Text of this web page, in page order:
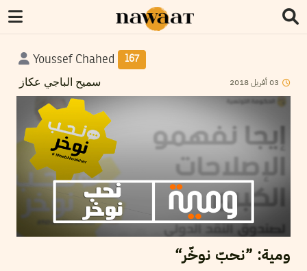
Youssef Chahed 167
سميح الباجي عكاز 03أفريل2018
ومية: ”نحبّ نوخّر“